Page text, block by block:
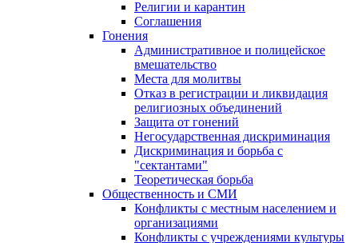
Религии и карантин
Соглашения
Гонения
Административное и полицейское
вмешательство
Места для молитвы
Отказ в регистрации и ликвидация
религиозных объединений
Защита от гонений
Негосударственная дискриминация
Дискриминация и борьба с
"сектантами"
Теоретическая борьба
Общественность и СМИ
Конфликты с местным населением и
организациями
Конфликты с учреждениями культуры